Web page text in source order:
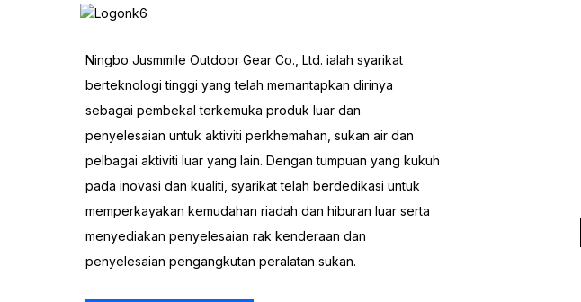
Ningbo Jusmmile Outdoor Gear Co., Ltd. ialah syarikat
berteknologi tinggi yang telah memantapkan dirinya
sebagai pembekal terkemuka produk luar dan
penyelesaian untuk aktiviti perkhemahan, sukan air dan
pelbagai aktiviti luar yang lain. Dengan tumpuan yang kukuh
pada inovasi dan kualiti, syarikat telah berdedikasi untuk
memperkayakan kemudahan riadah dan hiburan luar serta
menyediakan penyelesaian rak kenderaan dan
penyelesaian pengangkutan peralatan sukan.